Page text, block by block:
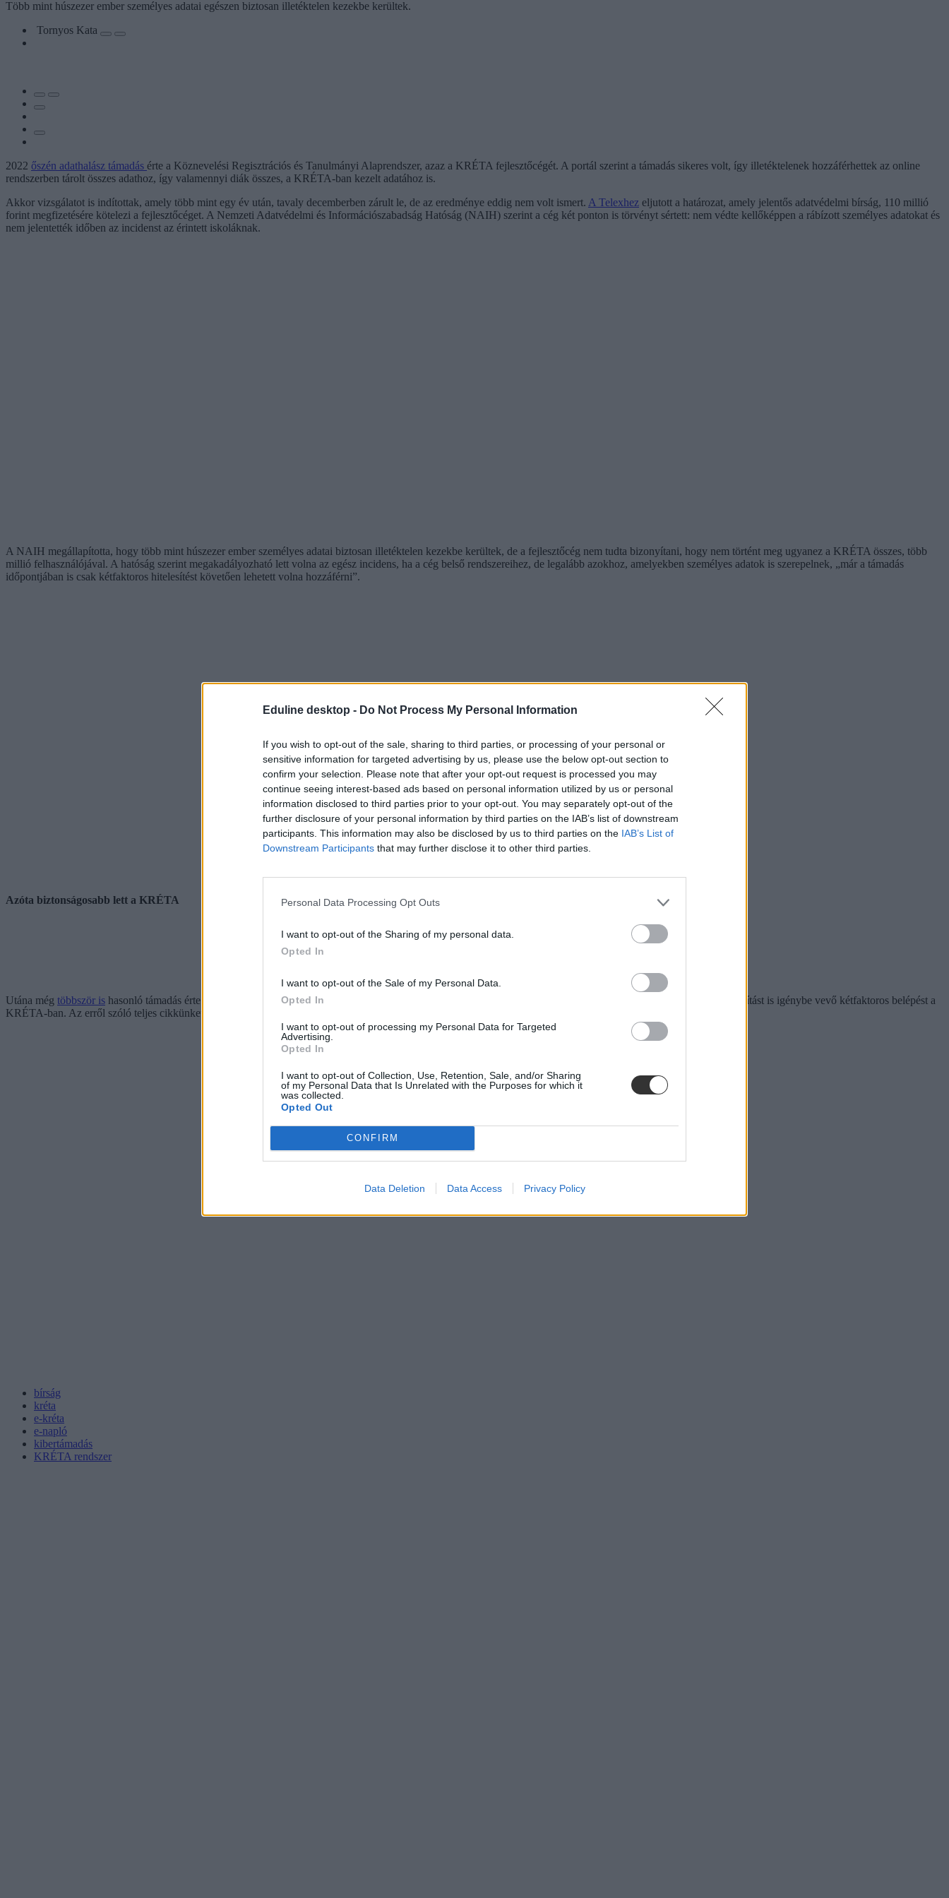
Eduline desktop - Do Not Process My Personal Information
If you wish to opt-out of the sale, sharing to third parties, or processing of your personal or
sensitive information for targeted advertising by us, please use the below opt-out section to
confirm your selection. Please note that after your opt-out request is processed you may
continue seeing interest-based ads based on personal information utilized by us or personal
information disclosed to third parties prior to your opt-out. You may separately opt-out of the
further disclosure of your personal information by third parties on the IAB’s list of downstream
participants. This information may also be disclosed by us to third parties on the IAB’s List of
Downstream Participants that may further disclose it to other third parties.
Personal Data Processing Opt Outs
I want to opt-out of the Sharing of my personal data.
Opted In
I want to opt-out of the Sale of my Personal Data.
Opted In
I want to opt-out of processing my Personal Data for Targeted
Advertising.
Opted In
I want to opt-out of Collection, Use, Retention, Sale, and/or Sharing
of my Personal Data that Is Unrelated with the Purposes for which it
was collected.
Opted Out
CONFIRM
Data Deletion Data Access Privacy Policy
Több mint húszezer ember személyes adatai egészen biztosan illetéktelen kezekbe kerültek.
Tornyos Kata
2022 őszén adathalász támadás érte a Köznevelési Regisztrációs és Tanulmányi Alaprendszer, azaz a KRÉTA fejlesztőcégét. A portál szerint a támadás sikeres volt, így illetéktelenek hozzáférhettek az online
rendszerben tárolt összes adathoz, így valamennyi diák összes, a KRÉTA-ban kezelt adatához is.
Akkor vizsgálatot is indítottak, amely több mint egy év után, tavaly decemberben zárult le, de az eredménye eddig nem volt ismert. A Telexhez eljutott a határozat, amely jelentős adatvédelmi bírság, 110 millió
forint megfizetésére kötelezi a fejlesztőcéget. A Nemzeti Adatvédelmi és Információszabadság Hatóság (NAIH) szerint a cég két ponton is törvényt sértett: nem védte kellőképpen a rábízott személyes adatokat és
nem jelentették időben az incidenst az érintett iskoláknak.
A NAIH megállapította, hogy több mint húszezer ember személyes adatai biztosan illetéktelen kezekbe kerültek, de a fejlesztőcég nem tudta bizonyítani, hogy nem történt meg ugyanez a KRÉTA összes, több
millió felhasználójával. A hatóság szerint megakadályozható lett volna az egész incidens, ha a cég belső rendszereihez, de legalább azokhoz, amelyekben személyes adatok is szerepelnek, „már a támadás
időpontjában is csak kétfaktoros hitelesítést követően lehetett volna hozzáférni”.
Azóta biztonságosabb lett a KRÉTA
Utána még többször is hasonló támadás érte az e-naplót, azonban nyáron
hogy mindenkinek elérhetővé tették a biztonságosabb, külső alkalmazásos azonosítást is igénybe vevő kétfaktoros belépést a
KRÉTA-ban. Az erről szóló teljes cikkünket innen érhetitek el:
bírság
kréta
e-kréta
e-napló
kibertámadás
KRÉTA rendszer